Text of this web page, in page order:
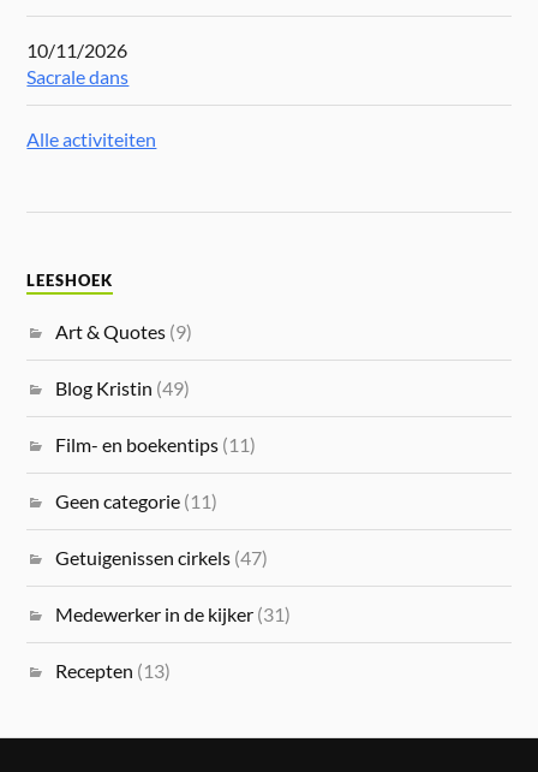
10/11/2026
Sacrale dans
Alle activiteiten
LEESHOEK
Art & Quotes (9)
Blog Kristin (49)
Film- en boekentips (11)
Geen categorie (11)
Getuigenissen cirkels (47)
Medewerker in de kijker (31)
Recepten (13)